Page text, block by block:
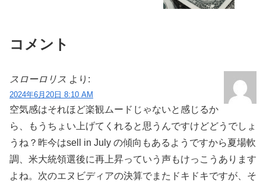
コメント
スローロリス より:
2024年6月20日 8:10 AM
空気感はそれほど楽観ムードじゃないと感じるか
ら、もうちょい上げてくれると思うんですけどどうでしょ
うね？昨今はsell in July の傾向もあるようですから夏場軟
調、米大統領選後に再上昇っていう声もけっこうあります
よね。次のエヌビディアの決算でまたドキドキですが、そ